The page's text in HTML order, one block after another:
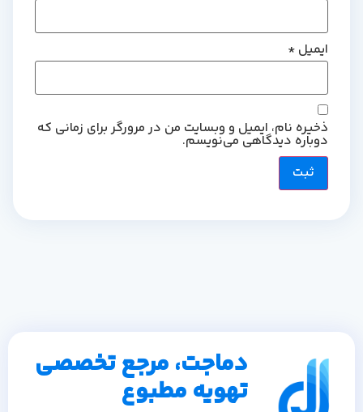
ایمیل*
ذخیره نام، ایمیل و وبسایت من در مرورگر برای زمانی که
دوباره دیدگاهی می‌نویسم.
دماجت، مرجع تخصصی
تهویه مطبوع